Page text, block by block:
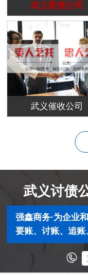
武义要债公司
武义催收公司
武义讨债
强鑫商务·为企业
要账、讨账、追